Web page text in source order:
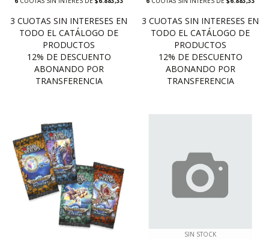
SIN STOCK